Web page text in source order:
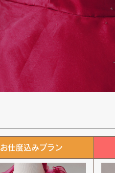
お仕度込みプラン